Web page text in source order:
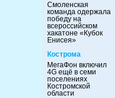
Смоленская
команда одержала
победу на
всероссийском
хакатоне «Кубок
Енисея»
Кострома
МегаФон включил
4G ещё в семи
поселениях
Костромской
области